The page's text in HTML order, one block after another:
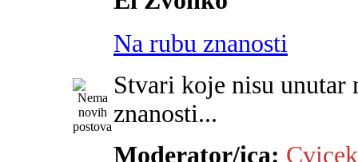
Na rubu znanosti
Stvari koje nisu unutar
znanosti...
Moderator/ica: Cvicek